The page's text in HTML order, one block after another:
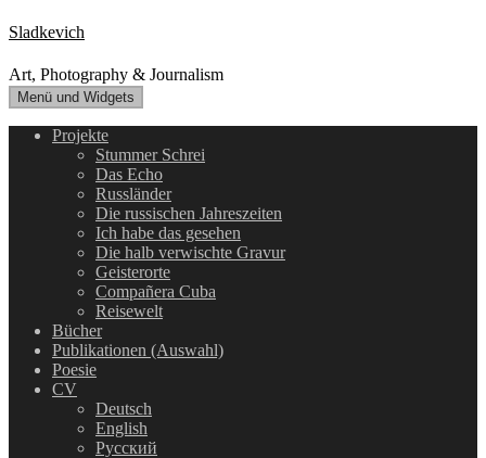
Zum
Inhalt
springen
Sladkevich
Art, Photography & Journalism
Menü und Widgets
Projekte
Stummer Schrei
Das Echo
Russländer
Die russischen Jahreszeiten
Ich habe das gesehen
Die halb verwischte Gravur
Geisterorte
Compañera Cuba
Reisewelt
Bücher
Publikationen (Auswahl)
Poesie
CV
Deutsch
English
Русский